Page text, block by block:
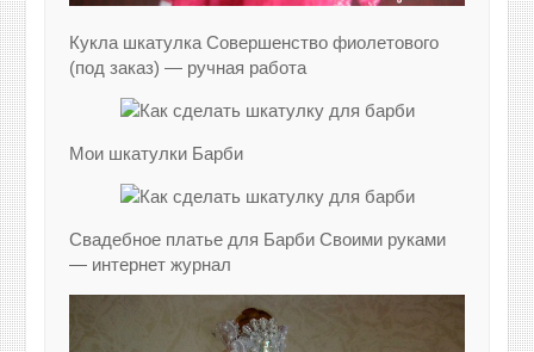
Кукла шкатулка Совершенство фиолетового
(под заказ) — ручная работа
Мои шкатулки Барби
Свадебное платье для Барби Своими руками
— интернет журнал